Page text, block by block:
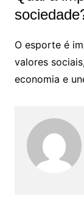
O esporte é
valores
economia e